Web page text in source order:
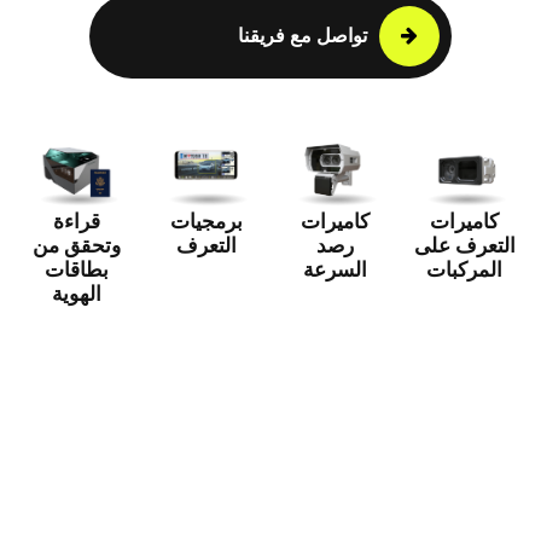
تواصل مع فريقنا
كاميرات
التعرف على
المركبات
كاميرات
رصد
السرعة
برمجيات
التعرف
قراءة
وتحقق من
بطاقات
الهوية